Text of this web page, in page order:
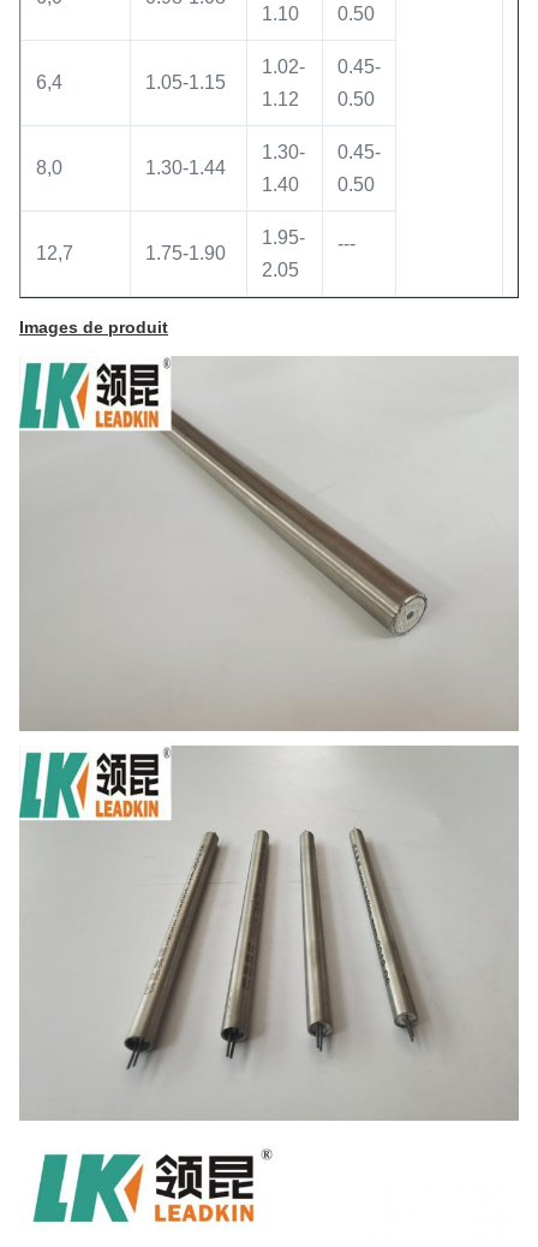
1.10
0.50
6,4 1.05-1.15
1.02-
1.12
0.45-
0.50
8,0 1.30-1.44
1.30-
1.40
0.45-
0.50
12,7 1.75-1.90
1.95-
2.05
---
Images de produit